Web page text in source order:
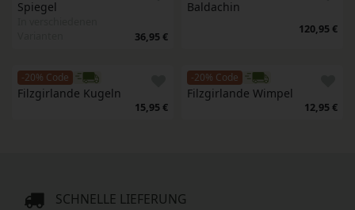
Spiegel
36,95 €
Baldachin
120,95 €
-20% Code
Filzgirlande Kugeln
15,95 €
-20% Code
Filzgirlande Wimpel
12,95 €
SCHNELLE LIEFERUNG